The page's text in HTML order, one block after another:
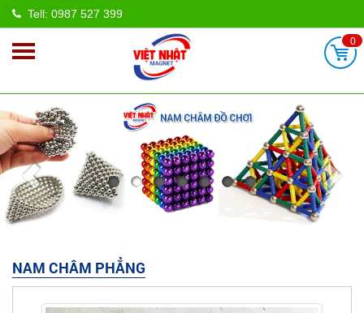
Tell: 0987 527 399
0
NAM CHÂM PHẲNG